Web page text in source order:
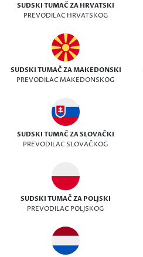
SUDSKI TUMAČ ZA HRVATSKI
PREVODILAC HRVATSKOG
SUDSKI TUMAČ ZA MAKEDONSKI
PREVODILAC MAKEDONSKOG
SUDSKI TUMAČ ZA SLOVAČKI
PREVODILAC SLOVAČKOG
SUDSKI TUMAČ ZA POLJSKI
PREVODILAC POLJSKOG